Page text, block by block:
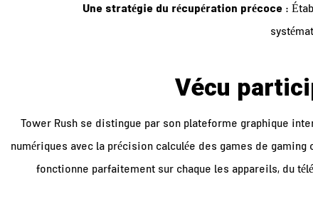
Une stratégie du récupération précoce :
Vécu
Tower Rush se distingue par son plateforme graphique
numériques avec la précision calculée des games de
fonctionne parfaitement sur chaque les appareils, du